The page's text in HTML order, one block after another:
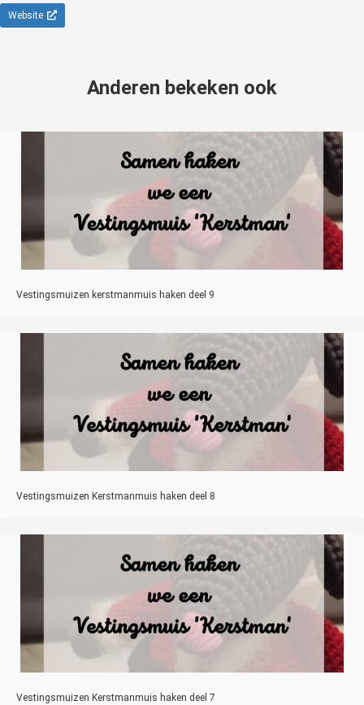
Website
Anderen bekeken ook
Vestingsmuizen kerstmanmuis haken deel 9
Vestingsmuizen Kerstmanmuis haken deel 8
Vestingsmuizen Kerstmanmuis haken deel 7